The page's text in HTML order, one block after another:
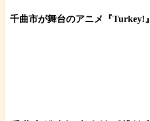
千曲市が舞台のアニメ『Turkey!』